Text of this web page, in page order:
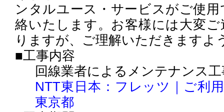
ンタルユース・サービスがご使
絡いたします。お客様には大変
りますが、ご理解いただきますよ
■工事内容
回線業者によるメンテナンス
NTT東日本：フレッツ｜ご利
東京都